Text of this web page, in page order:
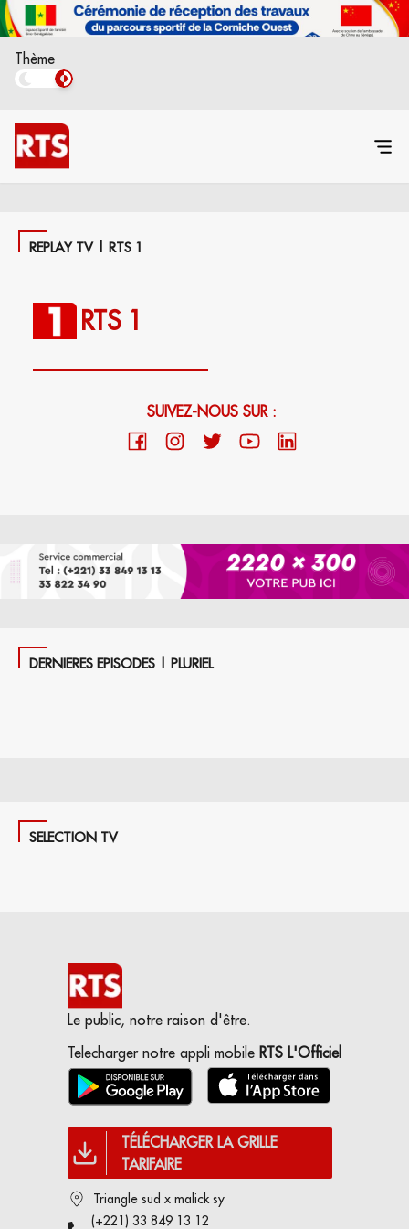
Thème
REPLAY TV | RTS 1
RTS 1
SUIVEZ-NOUS SUR :
DERNIERES EPISODES | PLURIEL
SELECTION TV
Le public, notre raison d'être.
Telecharger notre appli mobile RTS L'Officiel
TÉLÉCHARGER LA GRILLE
TARIFAIRE
Triangle sud x malick sy
(+221) 33 849 13 12